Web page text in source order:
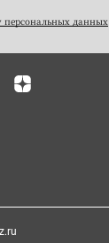
персональных данных